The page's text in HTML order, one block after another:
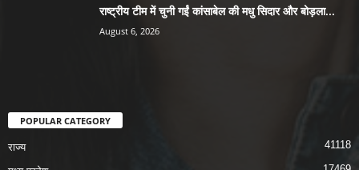
राष्ट्रीय टीम में चुनी गईं कांसाबेल की मधु सिदार और बोड़ला...
August 6, 2026
POPULAR CATEGORY
राज्य 41118